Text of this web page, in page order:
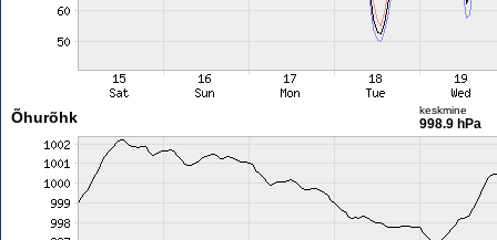
Õhurõhk keskmine
998.9 hPa